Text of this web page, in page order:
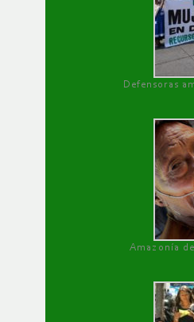
Defensoras
Amazonía